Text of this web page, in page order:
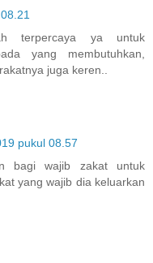
terpercaya ya untuk
yang membutuhkan,
juga keren..
pukul 08.57
bagi wajib zakat untuk
yang wajib dia keluarkan